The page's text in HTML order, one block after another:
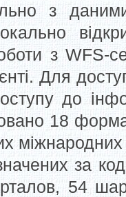
з
з WFS-
Для
до
18
за
54